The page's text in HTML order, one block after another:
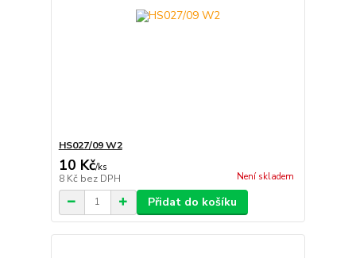
HS027/09 W2
10 Kč/ks
8 Kč bez DPH Není skladem
Přidat do košíku